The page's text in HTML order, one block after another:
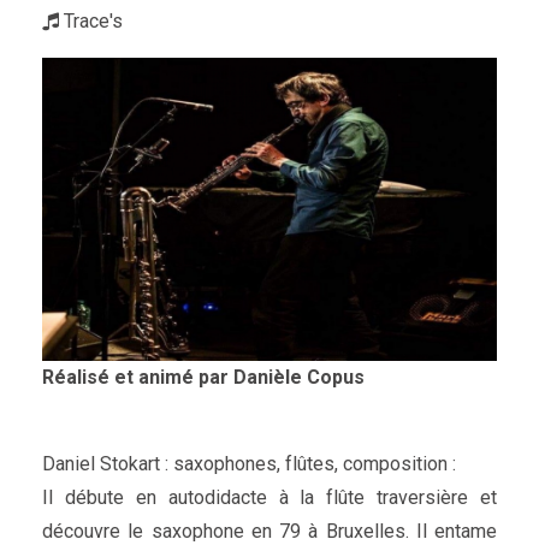
Trace's
Réalisé et animé par Danièle Copus
Daniel Stokart : saxophones, flûtes, composition :
Il débute en autodidacte à la flûte traversière et
découvre le saxophone en 79 à Bruxelles. Il entame